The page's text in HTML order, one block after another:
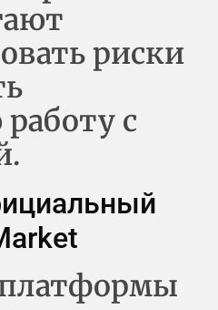
риски
с